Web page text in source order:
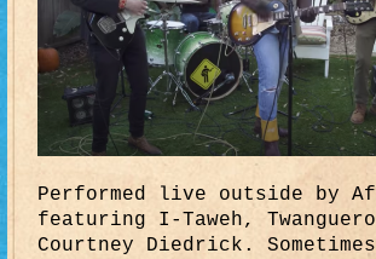
Performed live outside by
featuring I-Taweh,
Courtney Diedrick.